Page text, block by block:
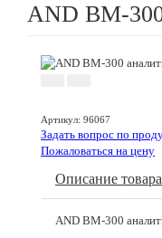
AND BM-
Артикул: 96067
Задать вопрос по
Пожаловаться на цену
Описание товара
AND BM-300